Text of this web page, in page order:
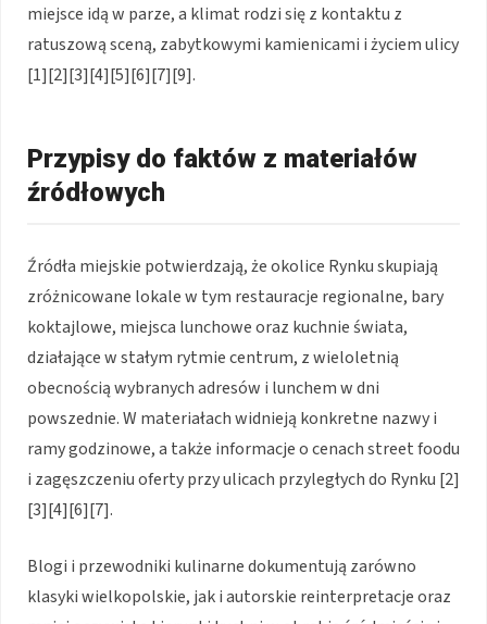
miejsce idą w parze, a klimat rodzi się z kontaktu z
ratuszową sceną, zabytkowymi kamienicami i życiem ulicy
[1][2][3][4][5][6][7][9].
Przypisy do faktów z materiałów
źródłowych
Źródła miejskie potwierdzają, że okolice Rynku skupiają
zróżnicowane lokale w tym restauracje regionalne, bary
koktajlowe, miejsca lunchowe oraz kuchnie świata,
działające w stałym rytmie centrum, z wieloletnią
obecnością wybranych adresów i lunchem w dni
powszednie. W materiałach widnieją konkretne nazwy i
ramy godzinowe, a także informacje o cenach street foodu
i zagęszczeniu oferty przy ulicach przyległych do Rynku [2]
[3][4][6][7].
Blogi i przewodniki kulinarne dokumentują zarówno
klasyki wielkopolskie, jak i autorskie reinterpretacje oraz